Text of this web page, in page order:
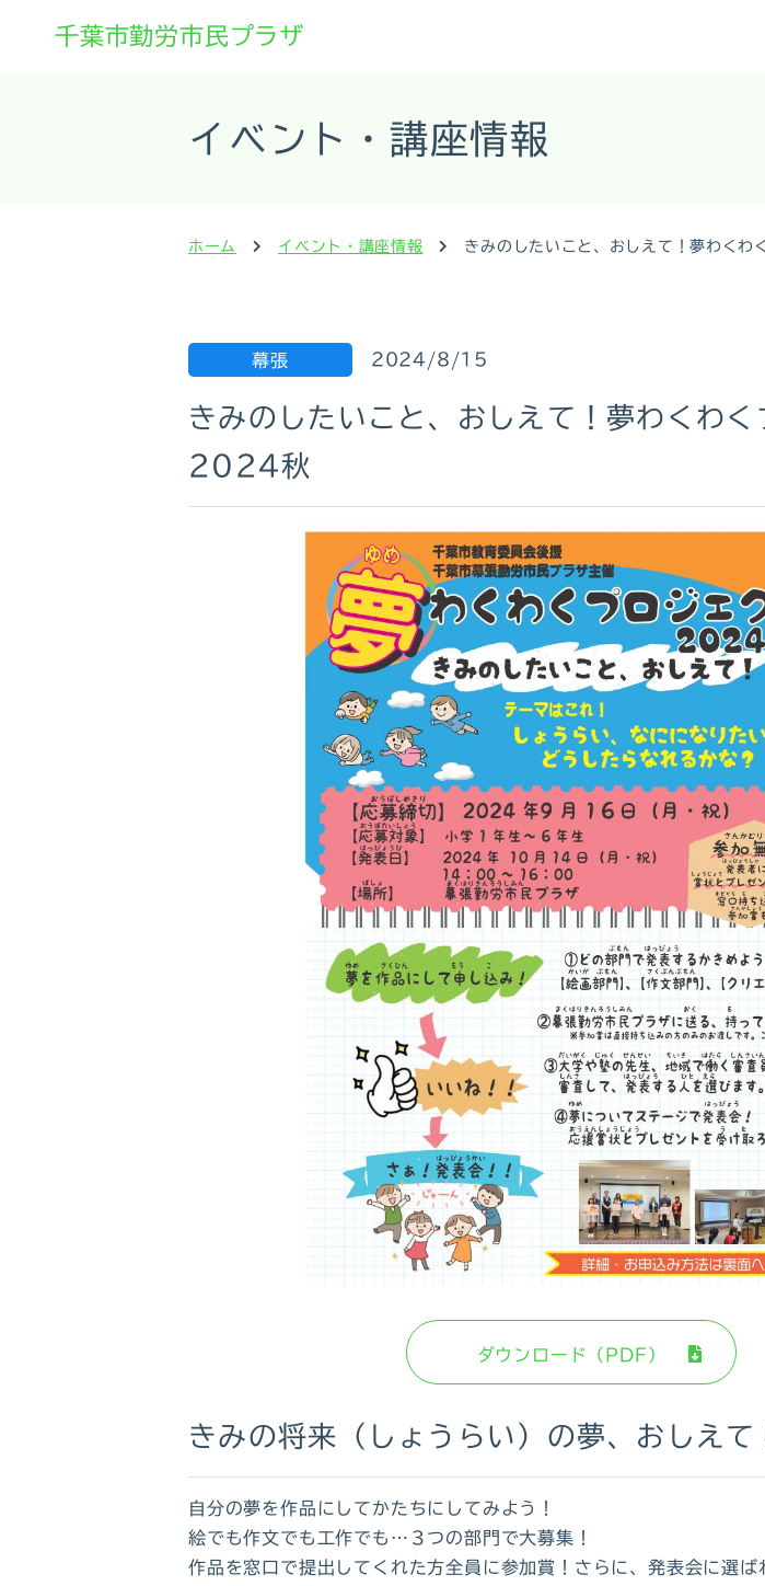
千葉市勤労市民プラザ
イベント・講座情報
ホーム イベント・講座情報 きみのしたいこと、おしえて！夢わく
幕張 2024/8/15
きみのしたいこと、おしえて！夢わくわく
2024秋
ダウンロード（PDF）
きみの将来（しょうらい）の夢、おしえて
自分の夢を作品にしてかたちにしてみよう！
絵でも作文でも工作でも…３つの部門で大募集！
作品を窓口で提出してくれた方全員に参加賞！さらに、発表会に選ば